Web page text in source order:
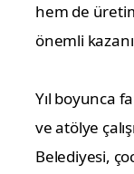
hem de
önemli
Yıl boyunca
ve atölye
Belediyesi,